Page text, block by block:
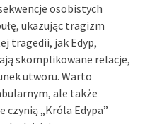
osobistych
ukazując tragizm
tragedii, jak Edyp,
skomplikowane relacje,
utworu. Warto
ale także
„Króla Edypa”